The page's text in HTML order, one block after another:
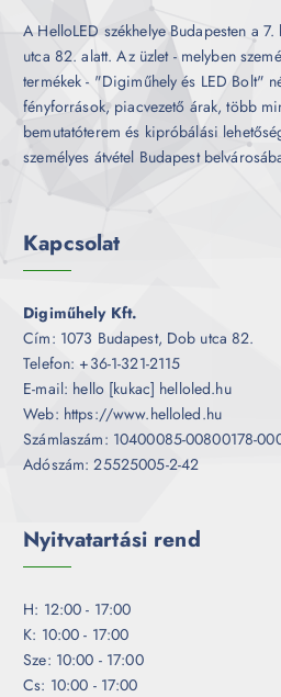
A HelloLED székhelye Budapesten a
utca 82. alatt. Az üzlet - melyben
termékek - "Digiműhely és LED Bolt"
fényforrások, piacvezető árak, több
bemutatóterem és kipróbálási
személyes átvétel Budapest
Kapcsolat
Digiműhely Kft.
Cím: 1073 Budapest, Dob utca 82.
Telefon: +36-1-321-2115
E-mail: hello [kukac] helloled.hu
Web: https://www.helloled.hu
Számlaszám: 10400085-00800178-
Adószám: 25525005-2-42
Nyitvatartási rend
H: 12:00 - 17:00
K: 10:00 - 17:00
Sze: 10:00 - 17:00
Cs: 10:00 - 17:00